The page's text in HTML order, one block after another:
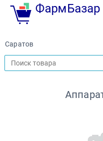
ФармБазар
Саратов